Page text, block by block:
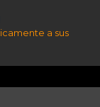
a sus